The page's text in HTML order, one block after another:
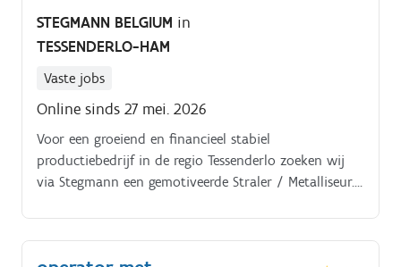
STEGMANN BELGIUM in
TESSENDERLO-HAM
Vaste jobs
Online sinds 27 mei. 2026
Voor een groeiend en financieel stabiel
productiebedrijf in de regio Tessenderlo zoeken wij
via Stegmann een gemotiveerde Straler / Metalliseur.
proces van oppervlaktebehandeling. Je zorgt ervoor
dat onderdelen volledig worden gereinigd en voorzien